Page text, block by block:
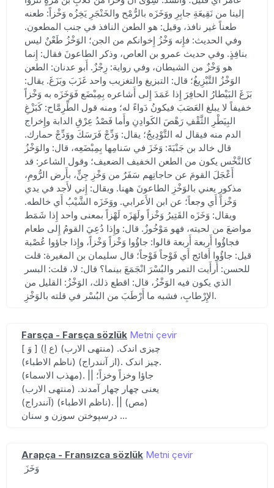
إلينا من نَقِيعَةِ جابِرِ ووَخَزَه بالرُّمْح والخَنْجَرِ يَخِزُه وَخْزاً: طعنه
طعناً غير نافذ، وقيل: هو الطعن النافذ في جنب المطعون.
وفي الحديث: فإِنه وَخْزُ إِخوانكم من الجن؛ الوَخْزُ طَعْنٌ ليس
بنافِذٍ. وفي حديث عمرو بن العاص، وذكر الطاعونَ فقال: إِنما
هو وَخْزٌ من الشيطان، وفي رواية: رِجْزٌ. أَبو عدنان: الطعن
الوَخْزُ التَّبْزِيغُ؛ قال: التبزيغ والتغزيب واحد غَزَبَ وبَزَغَ. يقال:
بَزَغَ البَيْطارُ الحافِرَ إِذا عَمَدَ إِلى أَشاعره بِمِبْضَع فَوَخَزَه به وَخْزاً
خفيفاً لا يبلغ العَصَبَ فيكونُ دَواءً له؛ ومنه قول الطِّرِمَّاح: كَبَزْغِ
البِيَطْرِ الثَّقْفِ رَهْصَ الكَوادِنِ وأَما فَصْدُ عِرْقِ الدابة وإِخراج
الدم منه فيقال له التَّوْدِيجُ؛ يقال: وَدِّجْ فَرَسَكَ ووَدِّجْ حمارك.
قال خالد بن جَنْبَةَ: وَخَزَ في سَنامِها بِمِبْضَعِه، قال: والوَخْزُ
كالنَّخْس يكون من الطعن الخفيف الضعيف؛ وقول الشاعر: قد
أَعْجَلَ القومَ عن حاجاتِهم سَفَرٌ من وَخْزِ جِنٍّ، بأَرض الرُّومِ،
مذكورِ يعني بالوَخْزِ الطاعونَ ههنا. ويقال: إِني لأَجد في يدي
وَخْزاً أَي وجعاً؛ عن ابن الأَعرابي. ووَخَزَه الشَّيْبُ أَي خالطه.
ويقال: وَخَزَه القَتِيرُ وَخْزاً ولَهَزَه لَهْزاً بمعنى واحد إِذا شَمَط
مواضعَ من لحيته، فهو مَوْخُوزٌ. قال: وإِذا دُعِيَ القومُ إِلى طعام
فجاؤُوا أَربعة أَربعة قالوا: جاؤُوا وَخْزاً وَخْزاً، وإِذا جاؤوا عُصْبة
قيل: جاؤُوا أَفائج أَي فَوْجاً فَوْجاً؛ قال سليمان بن المغيرة: قلت
للحسن: أَرأَيت التمر والبُسْرَ انْجَمَعَ بينما؟ قال: لا، قلت: البسر
الذي يكون فيه الوَخْزُ، قال: اقطع ذلك، الوَخْزُ: القليل من
الإِرْطابِ، فشبه ما أَرْطَبَ من البُسْر في قلته بالوَخْزِ.
Farsça - Farsça sözlük Metni çevir
[ وَ ] (ع اِ) چیزی اندک. (منتهی الارب)
(ناظم الاطباء) (از آنندراج). چیز اندک.
(مهذب الاسماء). || جاؤا وخزاً وخزاً؛
یعنی چهار چهار آمدند. (منتهی الارب)
(آنندراج) (ناظم الاطباء). || (مص)
درسپوختن سوزن و سنان ...
Arapça - Fransızca sözlük Metni çevir
وَخَزَ